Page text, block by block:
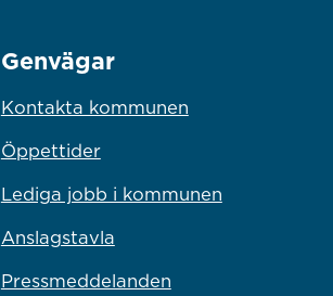
Genvägar
Kontakta kommunen
Öppettider
Lediga jobb i kommunen
Anslagstavla
Pressmeddelanden